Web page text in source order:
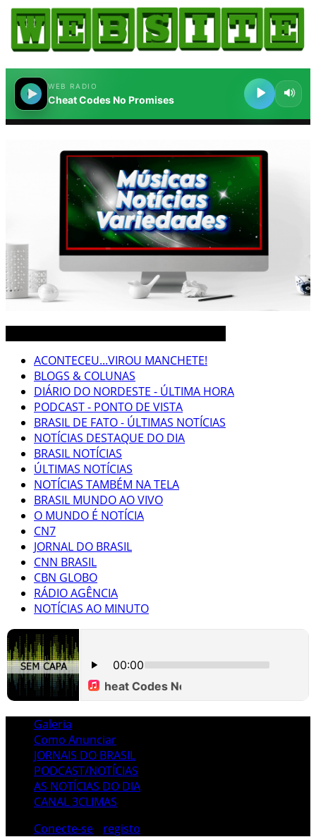
ACONTECEU...VIROU MANCHETE!
BLOGS & COLUNAS
DIÁRIO DO NORDESTE - ÚLTIMA HORA
PODCAST - PONTO DE VISTA
BRASIL DE FATO - ÚLTIMAS NOTÍCIAS
NOTÍCIAS DESTAQUE DO DIA
BRASIL NOTÍCIAS
ÚLTIMAS NOTÍCIAS
NOTÍCIAS TAMBÉM NA TELA
BRASIL MUNDO AO VIVO
O MUNDO É NOTÍCIA
CN7
JORNAL DO BRASIL
CNN BRASIL
CBN GLOBO
RÁDIO AGÊNCIA
NOTÍCIAS AO MINUTO
Galeria
Como Anunciar
JORNAIS DO BRASIL
PODCAST/NOTÍCIAS
AS NOTÍCIAS DO DIA
CANAL 3CLIMAS
Conecte-se
registo